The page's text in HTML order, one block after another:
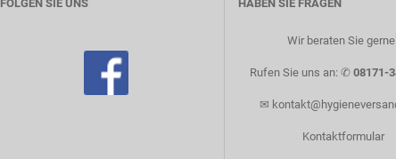
FOLGEN SIE UNS HABEN SIE FRAGEN
Wir beraten Sie
Rufen Sie uns an: ✆ 08171-
✉
Kontaktformular